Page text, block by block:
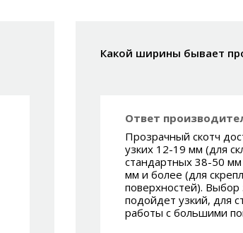
Какой ширины бывает
Ответ
Прозрачный скотч
узких 12-19 мм (для
стандартных 38-50
мм и более (для
поверхностей). Выбор
подойдет узкий, для
работы с большими